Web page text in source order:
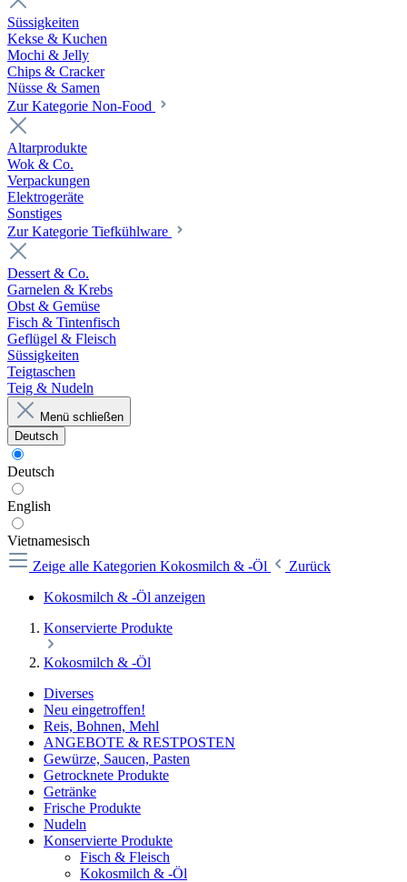
Süssigkeiten
Kekse & Kuchen
Mochi & Jelly
Chips & Cracker
Nüsse & Samen
Zur Kategorie Non-Food
Altarprodukte
Wok & Co.
Verpackungen
Elektrogeräte
Sonstiges
Zur Kategorie Tiefkühlware
Dessert & Co.
Garnelen & Krebs
Obst & Gemüse
Fisch & Tintenfisch
Geflügel & Fleisch
Süssigkeiten
Teigtaschen
Teig & Nudeln
Menü schließen
Deutsch
Deutsch
English
Vietnamesisch
Zeige alle Kategorien Kokosmilch & -Öl
Zurück
Kokosmilch & -Öl anzeigen
Konservierte Produkte
Kokosmilch & -Öl
Diverses
Neu eingetroffen!
Reis, Bohnen, Mehl
ANGEBOTE & RESTPOSTEN
Gewürze, Saucen, Pasten
Getrocknete Produkte
Getränke
Frische Produkte
Nudeln
Konservierte Produkte
Fisch & Fleisch
Kokosmilch & -Öl